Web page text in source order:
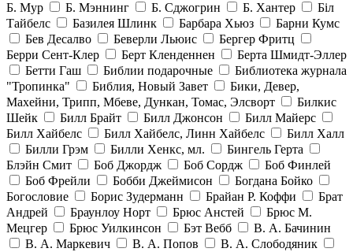
Б. Мур
Б. Мэннинг Б. Сджогрин Б. Хантер
Біл
Тайбелс
Базилея Шлинк Барбара Хьюз
Барни Кумс
Бев Десалво
Беверли Льюис
Бергер Фритц
Берри Сент-Клер
Берт Кленденнен
Берта Шмидт-Эллер
Бетти Гаш
Библии подарочные
Библиотека журнала
"Тропинка"
Библия, Новый Завет
Бики, Девер,
Махейни, Трипп, Мбеве, Дункан, Томас, Элсворт
Билкис
Шейк
Билл Брайт Билл Джонсон
Билл Майерс
Билл Хайбелс
Билл Хайбелс, Линн Хайбелс
Билл Халл
Билли Грэм
Билли Хенкс, мл.
Бингель Герта
Блэйн Смит
Боб Джордж Боб Сордж
Боб Финлей
Боб Фрейли
Бобби Джеймисон
Богдана Бойко
Богословие
Борис Зудерманн Брайан Р. Коффи
Брат
Андрей
Браунлоу Норт Брюс Анстей
Брюс М.
Мецгер
Брюс Уилкинсон Бэт Вебб
В. А. Бачинин
В. А. Маркевич
В. А. Попов
В. А. Слободяник